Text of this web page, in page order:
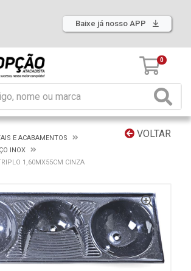
Baixe já nosso APP
0
VOLTAR
E ACABAMENTOS
INOX
1,60MX55CM CINZA